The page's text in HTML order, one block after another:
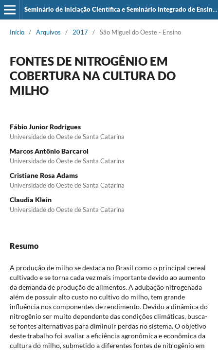
Seminário de Iniciação Científica e Seminário Integrado de Ensino, Pesquisa e Extensão (SIEPE)
Início / Arquivos / 2017 / São Miguel do Oeste - Ensino
FONTES DE NITROGÊNIO EM
COBERTURA NA CULTURA DO
MILHO
Fábio Junior Rodrigues
Universidade do Oeste de Santa Catarina
Marcos Antônio Barcarol
Universidade do Oeste de Santa Catarina
Cristiane Rosa Adams
Universidade do Oeste de Santa Catarina
Claudia Klein
Universidade do Oeste de Santa Catarina
Resumo
A produção de milho se destaca no Brasil como o principal cereal
cultivado e se torna cada vez mais importante devido ao aumento
da demanda de produção de alimentos. A adubação nitrogenada
além de possuir alto custo no cultivo do milho, tem grande
influência nos componentes de rendimento. Devido a dinâmica do
nitrogênio ser muito dependente das condições climáticas, busca-
se fontes alternativas para diminuir perdas no sistema. O objetivo
deste trabalho foi avaliar a eficiência agronômica e econômica da
cultura do milho, submetido a diferentes fontes de nitrogênio em